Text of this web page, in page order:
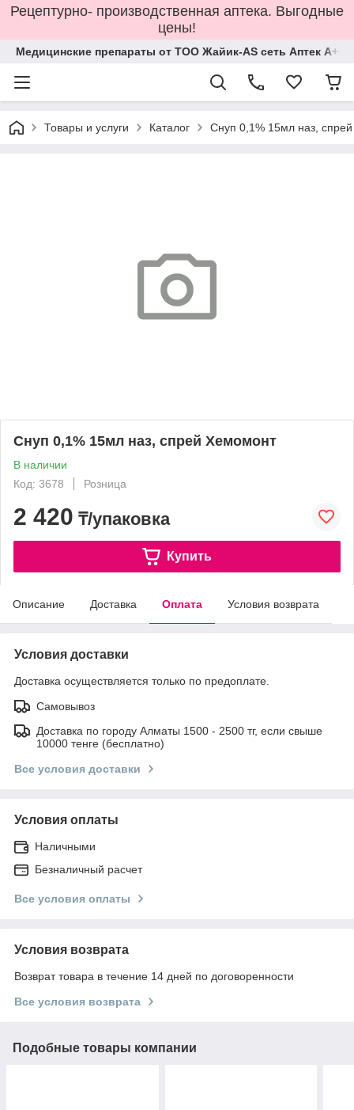
Рецептурно- производственная аптека. Выгодные
цены!
Медицинские препараты от ТОО Жайик-AS сеть Аптек А+
Товары и услуги Каталог Снуп 0,1% 15мл наз,
Снуп 0,1% 15мл наз, спрей Хемомонт
В наличии
Код: 3678
Розница
2 420 ₸/упаковка
Купить
Описание Доставка Оплата Условия возврата
Условия доставки
Доставка осуществляется только по предоплате.
Самовывоз
Доставка по городу Алматы 1500 - 2500 тг, если свыше
10000 тенге (бесплатно)
Все условия доставки
Условия оплаты
Наличными
Безналичный расчет
Все условия оплаты
Условия возврата
Возврат товара в течение 14 дней по договоренности
Все условия возврата
Подобные товары компании